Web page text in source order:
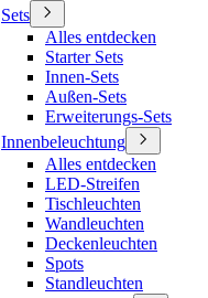
Sets
Alles entdecken
Starter Sets
Innen-Sets
Außen-Sets
Erweiterungs-Sets
Innenbeleuchtung
Alles entdecken
LED-Streifen
Tischleuchten
Wandleuchten
Deckenleuchten
Spots
Standleuchten